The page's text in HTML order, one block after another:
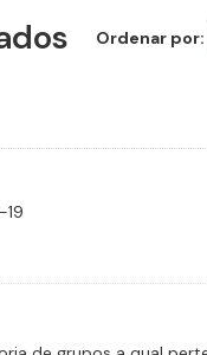
Ordenar por